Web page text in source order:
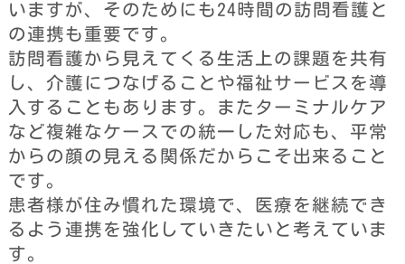
いますが、そのためにも24時間の訪問看護と
の連携も重要です。
訪問看護から見えてくる生活上の課題を共有
し、介護につなげることや福祉サービスを導
入することもあります。またターミナルケア
など複雑なケースでの統一した対応も、平常
からの顔の見える関係だからこそ出来ること
です。
患者様が住み慣れた環境で、医療を継続でき
るよう連携を強化していきたいと考えていま
す。